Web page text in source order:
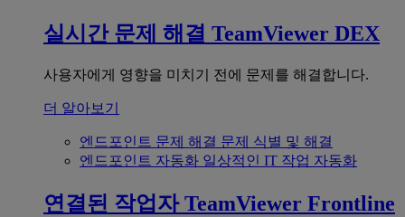
실시간 문제 해결 TeamViewer DEX
사용자에게 영향을 미치기 전에 문제를 해결합니다.
더 알아보기
엔드포인트 문제 해결 문제 식별 및 해결
엔드포인트 자동화 일상적인 IT 작업 자동화
연결된 작업자 TeamViewer Frontline